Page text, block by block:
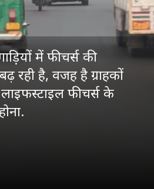
में फीचर्स की
रही है, वजह है ग्राहकों
फीचर्स के